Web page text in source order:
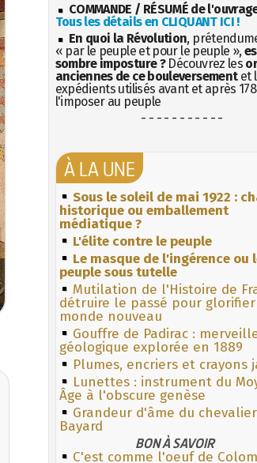
COMMANDE / RÉSUMÉ de
Tous les détails en CLIQUANT ICI !
En quoi la Révolution,
« par le peuple et pour le peuple »,
sombre imposture ?Découvrez les
anciennes de ce bouleversementet
expédients utilisés avant et après
l'imposer au peuple
- - - - - - - - - - -
À LA UNE
Sous le soleil de mai 1922 :
historique ou emballement
médiatique ?
L'élite contre le peuple
Le masque de l'ingérence ou
peuple sous tutelle
Mutilation de l'Histoire de
détruire le passé pour
monde nouveau
Gouffre de Padirac :
géologique explorée en 1889
Plumes, encriers et crayons
Lunettes : instrument du
Âge à l'obscure genèse
Grandeur d'âme du chevalier
Bayard
BON À SAVOIR
C'est comme l'oeuf de